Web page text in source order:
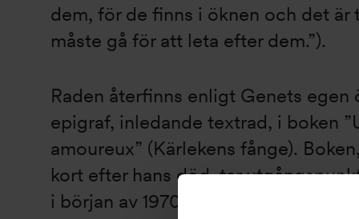
dem, för de finns i öknen och det är
måste gå för att leta efter dem.”).
Raden återfinns enligt Genets egen
epigraf, inledande textrad, i boken
amoureux” (Kärlekens fånge).
kort efter hans död, tar
i början av 1970-talet hos Svarta